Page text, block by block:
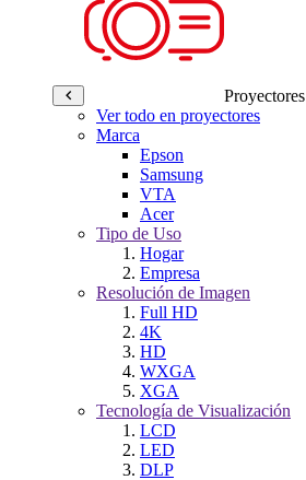
Proyectores
Ver todo en proyectores
Marca
Epson
Samsung
VTA
Acer
Tipo de Uso
Hogar
Empresa
Resolución de Imagen
Full HD
4K
HD
WXGA
XGA
Tecnología de Visualización
LCD
LED
DLP